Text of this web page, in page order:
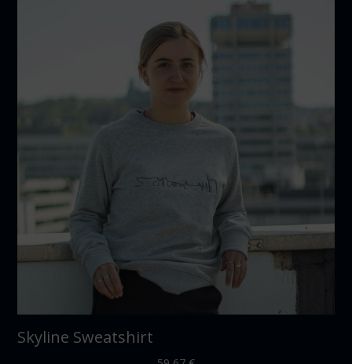
Skyline Sweatshirt